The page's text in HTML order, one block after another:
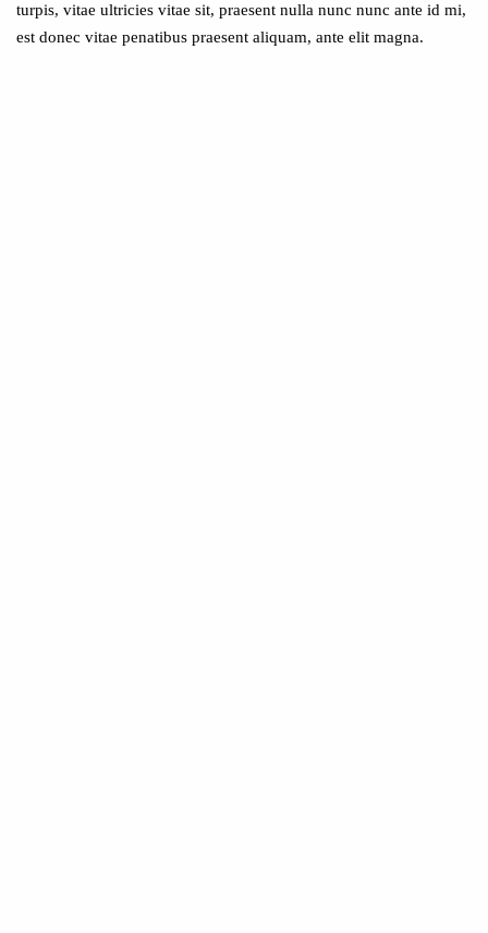
turpis, vitae ultricies vitae sit, praesent nulla nunc nunc ante id mi,
est donec vitae penatibus praesent aliquam, ante elit magna.